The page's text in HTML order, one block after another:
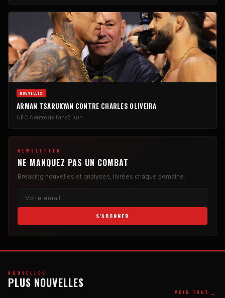
NOUVELLES
ARMAN TSARUKYAN CONTRE CHARLES OLIVEIRA
UFC Centre de fans2 juin
NEWSLETTER
NE MANQUEZ PAS UN COMBAT
Breaking nouvelles et analyses, livrées chaque semaine.
S'ABONNER
NOUVELLES
PLUS NOUVELLES
VOIR TOUT →